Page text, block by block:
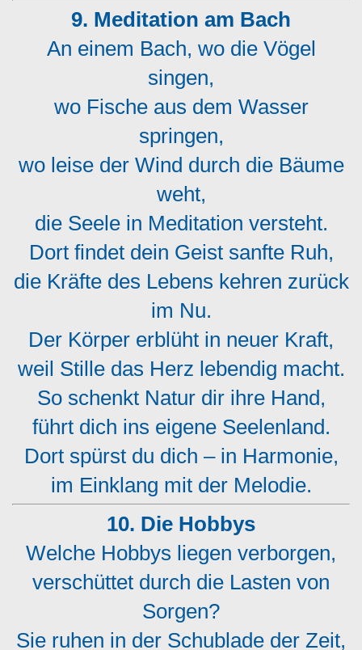
9. Meditation am Bach
An einem Bach, wo die Vögel
singen,
wo Fische aus dem Wasser
springen,
wo leise der Wind durch die Bäume
weht,
die Seele in Meditation versteht.
Dort findet dein Geist sanfte Ruh,
die Kräfte des Lebens kehren zurück
im Nu.
Der Körper erblüht in neuer Kraft,
weil Stille das Herz lebendig macht.
So schenkt Natur dir ihre Hand,
führt dich ins eigene Seelenland.
Dort spürst du dich – in Harmonie,
im Einklang mit der Melodie.
10. Die Hobbys
Welche Hobbys liegen verborgen,
verschüttet durch die Lasten von
Sorgen?
Sie ruhen in der Schublade der Zeit,